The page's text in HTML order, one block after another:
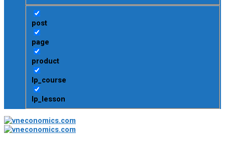
post
page
product
lp_course
lp_lesson